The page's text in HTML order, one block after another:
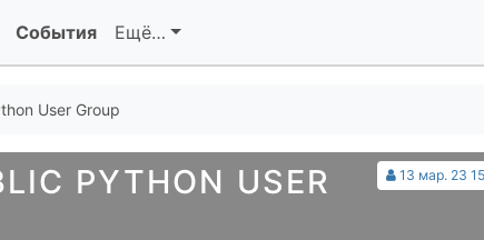
События Ещё…
User Group
13 мар. 23
PYTHON USER